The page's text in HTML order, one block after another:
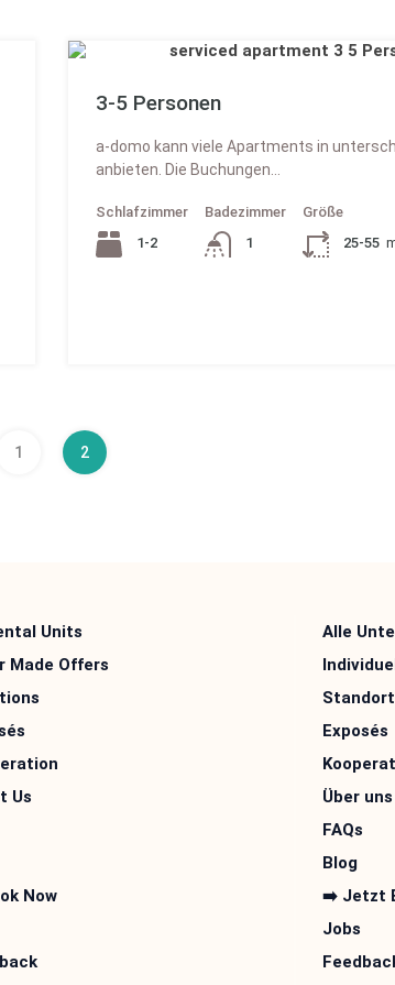
3-5 Personen
a-domo kann viele Apartments in
anbieten. Die Buchungen…
Schlafzimmer
1-2
Badezimmer
1
Größe
25-55
1 2
Units
Made Offers
Us
Now
Alle
Exposés
Über uns
FAQs
Blog
➡️ Jetzt
Jobs